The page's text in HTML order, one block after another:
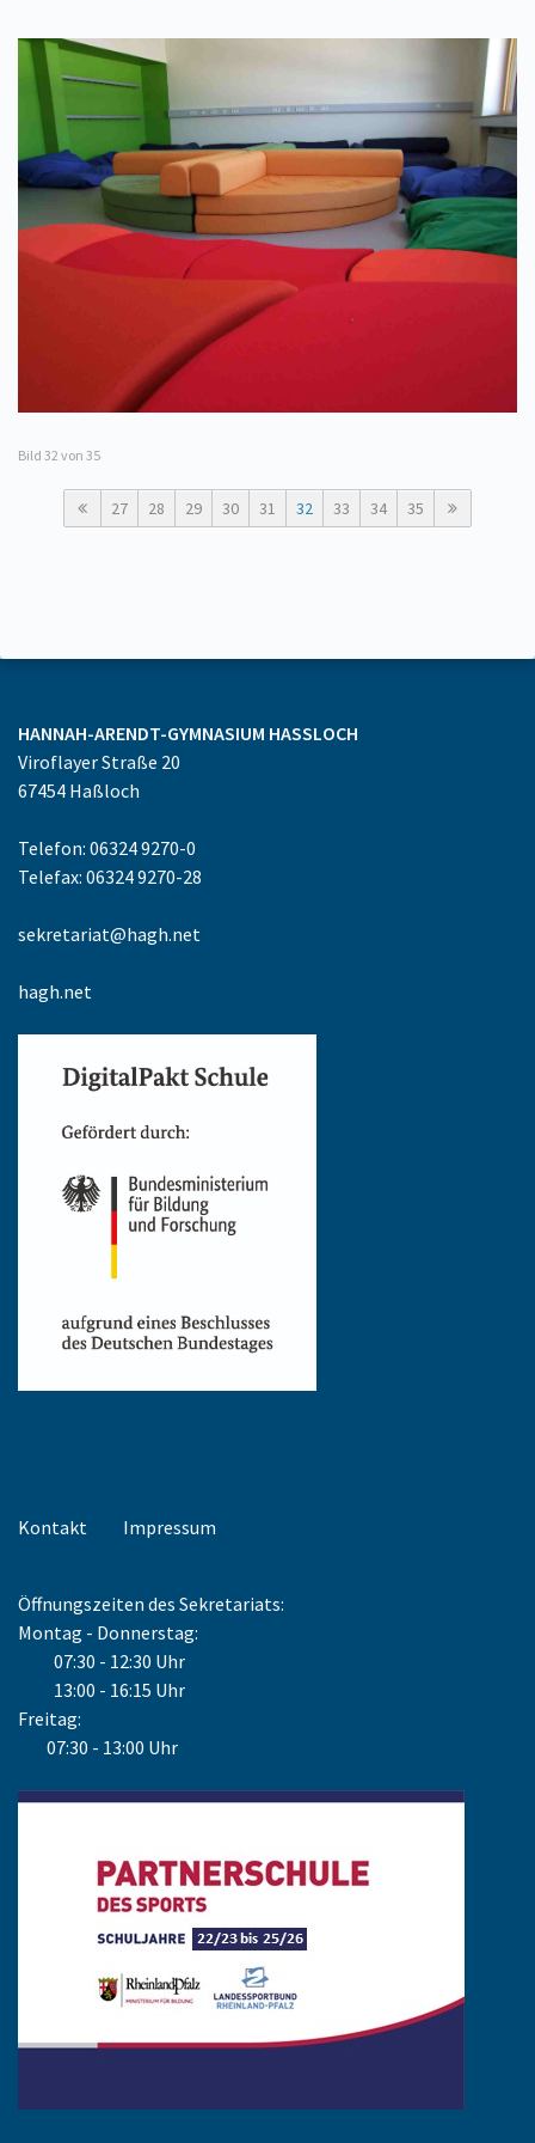
Bild 32 von 35
27 28 29 30 31 32 33 34 35
HANNAH-ARENDT-GYMNASIUM HASSLOCH
Viroflayer Straße 20
67454 Haßloch
Telefon: 06324 9270-0
Telefax: 06324 9270-28
sekretariat@hagh.net
hagh.net
Kontakt Impressum
Öffnungszeiten des Sekretariats:
Montag - Donnerstag:
07:30 - 12:30 Uhr
13:00 - 16:15 Uhr
Freitag:
07:30 - 13:00 Uhr